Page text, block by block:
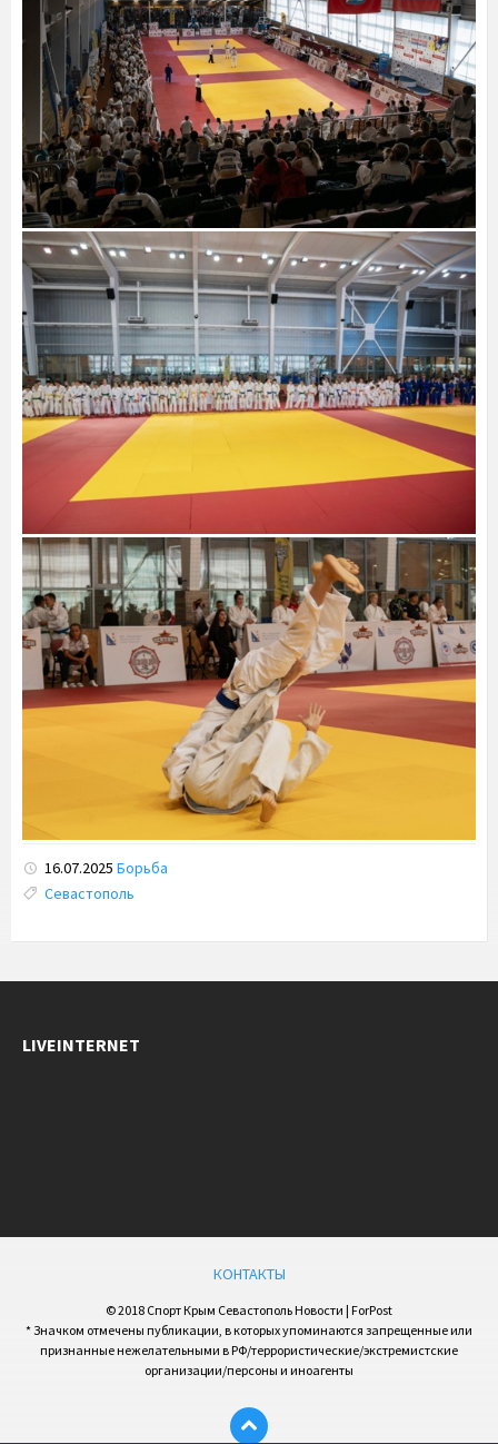
16.07.2025 Борьба
Tags:
Севастополь
LIVEINTERNET
КОНТАКТЫ
© 2018 Спорт Крым Севастополь Новости | ForPost
* Значком отмечены публикации, в которых упоминаются запрещенные или
признанные нежелательными в РФ/террористические/экстремистские
организации/персоны и иноагенты